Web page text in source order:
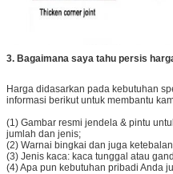
3. Bagaimana saya tahu persis
Harga didasarkan pada kebutuhan
informasi berikut untuk membantu
(1) Gambar resmi jendela & pintu
jumlah dan jenis;
(2) Warnai bingkai dan juga
(3) Jenis kaca: kaca tunggal atau
(4) Apa pun kebutuhan pribadi Anda